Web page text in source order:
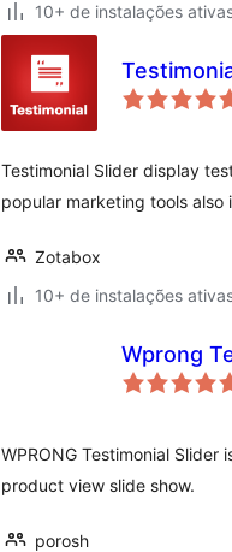
10+ de instalações
Testimonial Slider display
popular marketing tools also
Zotabox
10+ de instalações
Wprong
WPRONG Testimonial
product view slide show.
porosh